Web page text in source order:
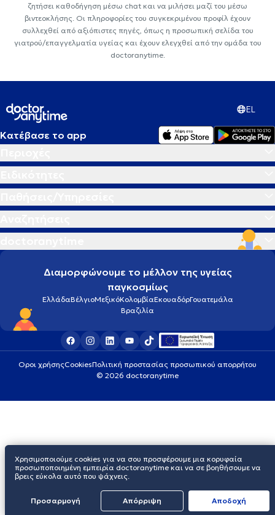
ζητήσει καθοδήγηση μέσω chat και να μιλήσει μαζί του μέσω
βιντεοκλήσης. Οι πληροφορίες του συγκεκριμένου προφίλ έχουν
συλλεχθεί από αξιόπιστες πηγές, όπως η προσωπική σελίδα του
γιατρού/επαγγελματία υγείας και έχουν ελεγχθεί από την ομάδα του
doctoranytime.
EL
Κατέβασε το app
Διαμορφώνουμε το μέλλον της υγείας
παγκοσμίως
ΕλλάδαΒέλγιοΜεξικόΚολομβίαΕκουαδόρΓουατεμάλα
Βραζιλία
Οροι χρήσηςCookiesΠολιτική προστασίας προσωπικού απορρήτου
© 2026 doctoranytime
Χρησιμοποιούμε cookies για να σου προσφέρουμε μια κορυφαία
προσωποποιημένη εμπειρία doctoranytime και να σε βοηθήσουμε να
βρεις εύκολα αυτό που ψάχνεις.
Προσαρμογή Απόρριψη Aποδοχή